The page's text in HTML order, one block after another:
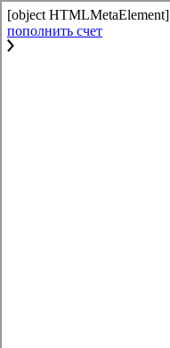
[object HTMLMetaElement]
пополнить счет